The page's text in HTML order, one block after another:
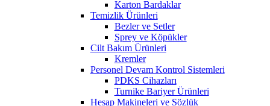
Karton Bardaklar
Temizlik Ürünleri
Bezler ve Setler
Sprey ve Köpükler
Cilt Bakım Ürünleri
Kremler
Personel Devam Kontrol Sistemleri
PDKS Cihazları
Turnike Bariyer Ürünleri
Hesap Makineleri ve Sözlük